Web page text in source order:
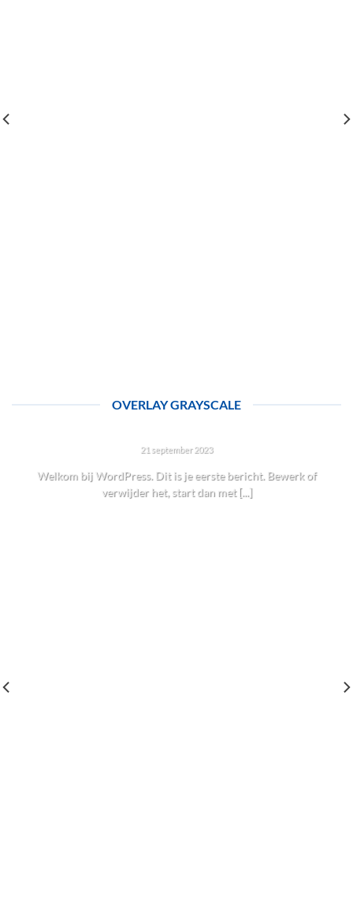
OVERLAY GRAYSCALE
21 september 2023
Welkom bij WordPress. Dit is je eerste bericht. Bewerk of
verwijder het, start dan met [...]